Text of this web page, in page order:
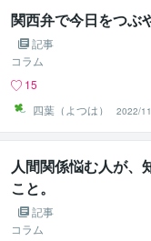
関西弁で今日をつぶ
記事
コラム
15
四葉（よつは）
2022/
人間関係悩む人が、
こと。
記事
コラム